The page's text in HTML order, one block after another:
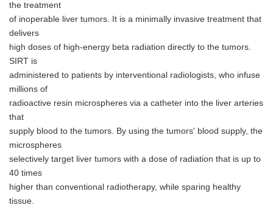
the treatment
of inoperable liver tumors. It is a minimally invasive treatment that
delivers
high doses of high-energy beta radiation directly to the tumors.
SIRT is
administered to patients by interventional radiologists, who infuse
millions of
radioactive resin microspheres via a catheter into the liver arteries
that
supply blood to the tumors. By using the tumors' blood supply, the
microspheres
selectively target liver tumors with a dose of radiation that is up to
40 times
higher than conventional radiotherapy, while sparing healthy
tissue.
Japanese